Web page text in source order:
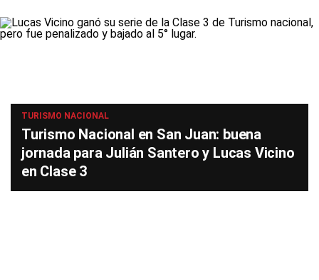
TURISMO NACIONAL
Turismo Nacional en San Juan: buena
jornada para Julián Santero y Lucas Vicino
en Clase 3